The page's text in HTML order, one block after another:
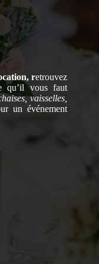
retrouvez
qu’il vous faut
vaisselles,
un événement